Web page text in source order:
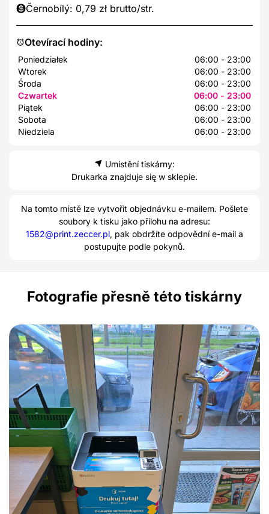
Otevírací hodiny:
Poniedziałek
06:00 - 23:00
Wtorek
06:00 - 23:00
Środa
06:00 - 23:00
Czwartek
06:00 - 23:00
Piątek
06:00 - 23:00
Sobota
06:00 - 23:00
Niedziela
06:00 - 23:00
Černobílý: 0,79 zł brutto/str.
Umístění tiskárny:
Drukarka znajduje się w sklepie.
Na tomto místě lze vytvořit objednávku e-mailem. Pošlete
soubory k tisku jako přílohu na adresu:
1582@print.zeccer.pl, pak obdržíte odpovědní e-mail a
postupujte podle pokynů.
Fotografie přesně této tiskárny